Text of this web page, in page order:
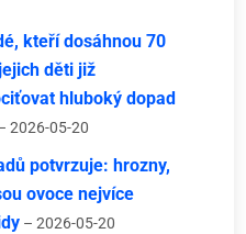
kteří dosáhnou 70
děti již
hluboký dopad
2026-05-20
potvrzuje: hrozny,
ovoce nejvíce
– 2026-05-20